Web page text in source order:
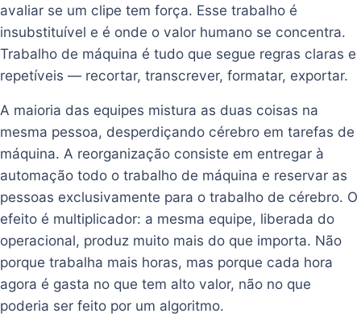
avaliar se um clipe tem força. Esse trabalho é
insubstituível e é onde o valor humano se concentra.
Trabalho de máquina é tudo que segue regras claras e
repetíveis — recortar, transcrever, formatar, exportar.
A maioria das equipes mistura as duas coisas na
mesma pessoa, desperdiçando cérebro em tarefas de
máquina. A reorganização consiste em entregar à
automação todo o trabalho de máquina e reservar as
pessoas exclusivamente para o trabalho de cérebro. O
efeito é multiplicador: a mesma equipe, liberada do
operacional, produz muito mais do que importa. Não
porque trabalha mais horas, mas porque cada hora
agora é gasta no que tem alto valor, não no que
poderia ser feito por um algoritmo.